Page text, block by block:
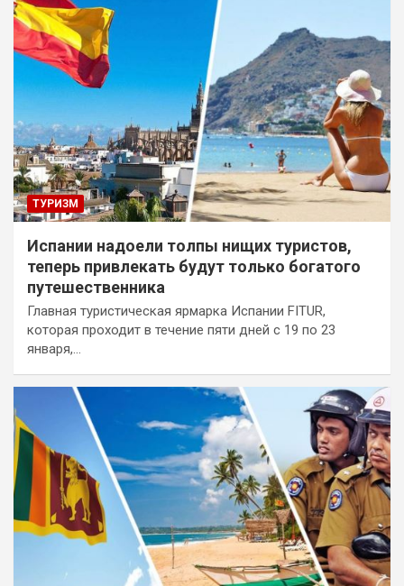
ТУРИЗМ
Испании надоели толпы нищих туристов,
теперь привлекать будут только богатого
путешественника
Главная туристическая ярмарка Испании FITUR,
которая проходит в течение пяти дней с 19 по 23
января,…